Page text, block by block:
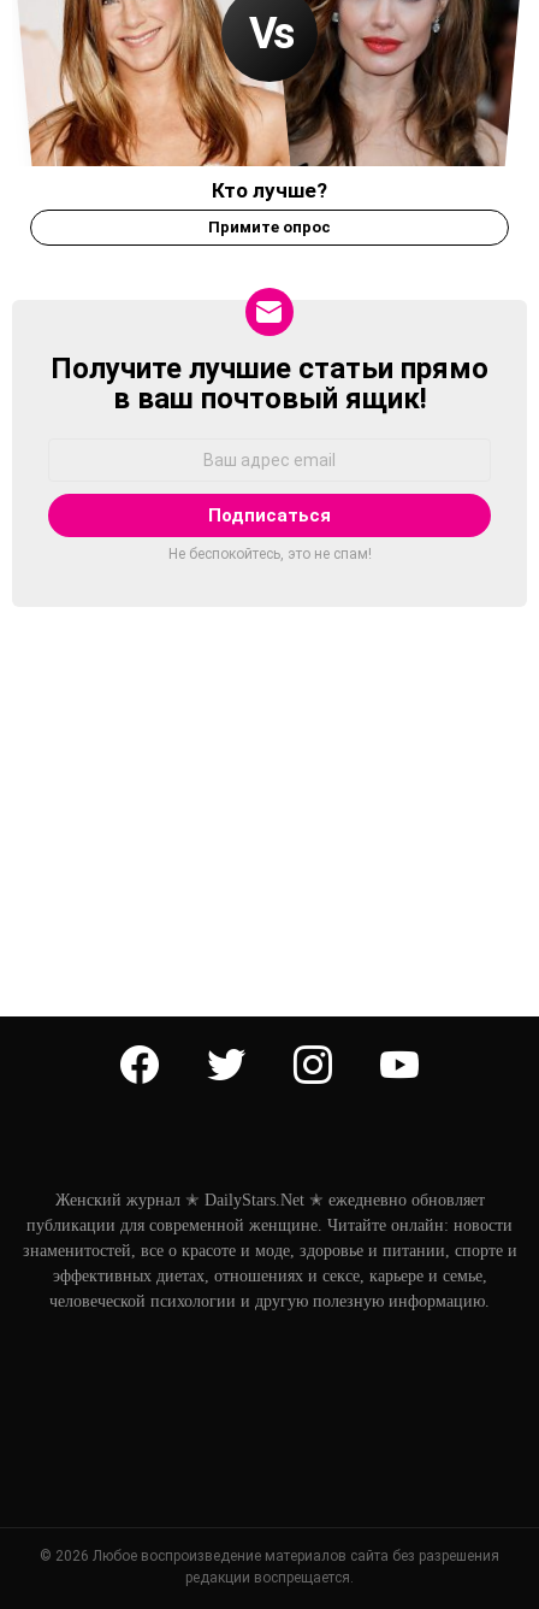
Кто лучше?
Примите опрос
NEWSLETTER
Получите лучшие статьи прямо
в ваш почтовый ящик!
Не беспокойтесь, это не спам!
facebook twitter instagram
Женский журнал ✭ DailyStars.Net ✭ ежедневно обновляет
публикации для современной женщине. Читайте онлайн: новости
знаменитостей, все о красоте и моде, здоровье и питании, спорте и
эффективных диетах, отношениях и сексе, карьере и семье,
человеческой психологии и другую полезную информацию.
© 2026 Любое воспроизведение материалов сайта без разрешения
редакции воспрещается.